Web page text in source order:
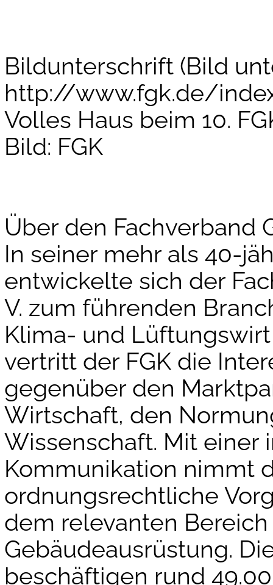
Bildunterschrift (Bild
http://www.fgk.de/
Volles Haus beim 10.
Bild: FGK
Über den Fachverband
In seiner mehr als 40-
entwickelte sich der
V. zum führenden
Klima- und
vertritt der FGK die
gegenüber den
Wirtschaft, den
Wissenschaft. Mit einer
Kommunikation nimmt
ordnungsrechtliche
dem relevanten
Gebäudeausrüstung.
beschäftigen rund